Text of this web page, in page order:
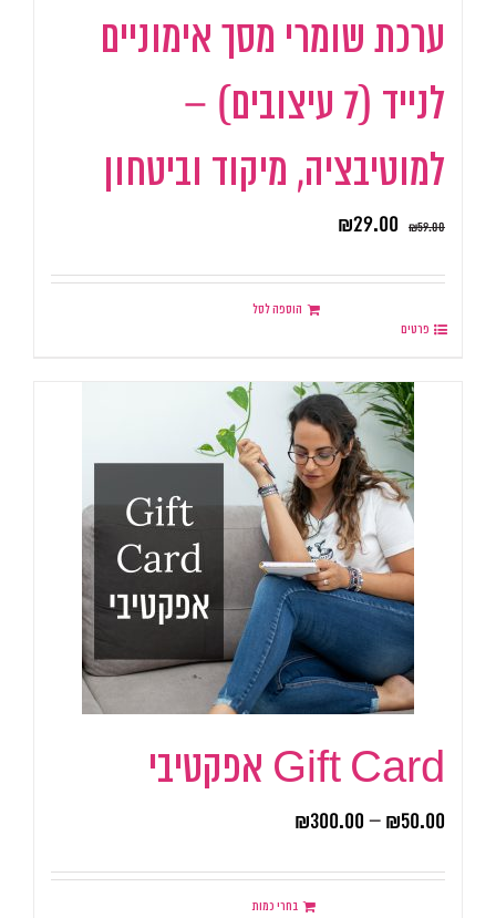
ערכת שומרי מסך אימוניים
לנייד (7 עיצובים) –
למוטיבציה, מיקוד וביטחון
₪59.00
₪29.00
הוספה לסל
פרטים
Gift Card אפקטיבי
₪50.00
–
₪300.00
בחרי כמות